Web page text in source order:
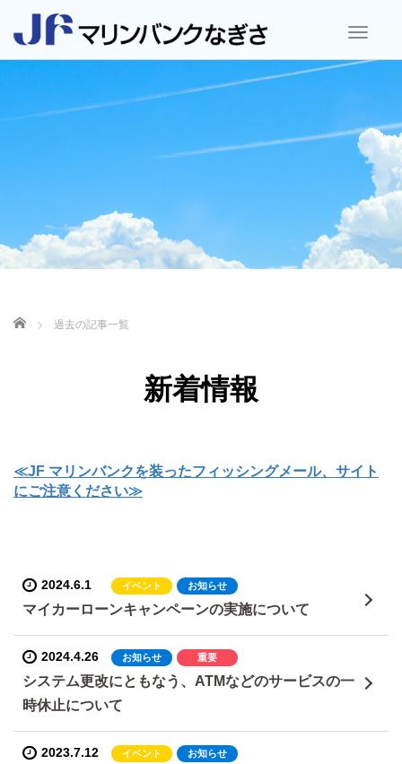
T
e
n
i
g
a
t
ホーム 過去の記事一覧
新着情報
≪JF マリンバンクを装ったフィッシングメール、サイト
にご注意ください≫
2024.6.1 イベント お知らせ
マイカーローンキャンペーンの実施について
2024.4.26 お知らせ 重要
システム更改にともなう、ATMなどのサービスの一
時休止について
2023.7.12 イベント お知らせ